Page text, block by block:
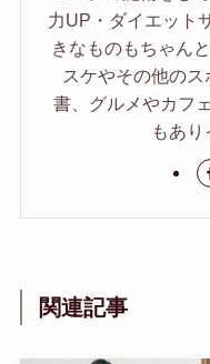
力UP・ダイエット
きなものもちゃん
スケやその他の
書、グルメやカフ
もあり
関連記事